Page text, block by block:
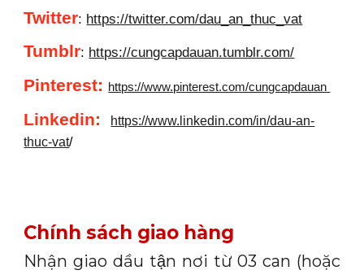
Twitter: https://twitter.com/dau_an_thuc_vat
Tumblr: https://cungcapdauan.tumblr.com/
Pinterest: https://www.pinterest.com/cungcapdauan
Linkedin:
https://www.linkedin.com/in/dau-an-
thuc-vat/
Chính sách giao hàng
Nhận giao dầu tận nơi từ 03 can (hoặc